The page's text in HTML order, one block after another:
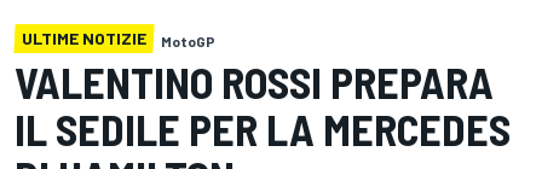
ULTIME NOTIZIE MotoGP
VALENTINO ROSSI PREPARA
IL SEDILE PER LA MERCEDES